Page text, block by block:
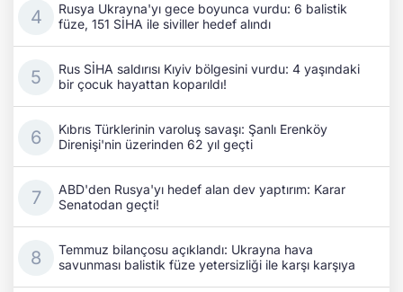
Rusya Ukrayna'yı gece boyunca vurdu: 6 balistik
füze, 151 SİHA ile siviller hedef alındı
Rus SİHA saldırısı Kıyiv bölgesini vurdu: 4 yaşındaki
bir çocuk hayattan koparıldı!
Kıbrıs Türklerinin varoluş savaşı: Şanlı Erenköy
Direnişi'nin üzerinden 62 yıl geçti
ABD'den Rusya'yı hedef alan dev yaptırım: Karar
Senatodan geçti!
Temmuz bilançosu açıklandı: Ukrayna hava
savunması balistik füze yetersizliği ile karşı karşıya